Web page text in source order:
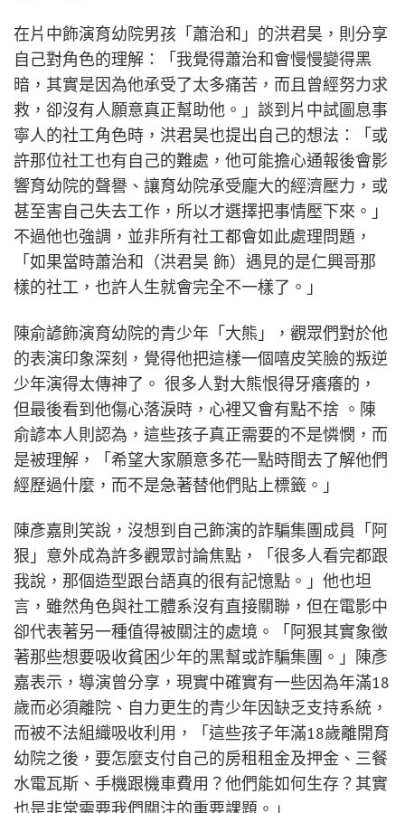
在片中飾演育幼院男孩「蕭治和」的洪君昊，則分享
自己對角色的理解：「我覺得蕭治和會慢慢變得黑
暗，其實是因為他承受了太多痛苦，而且曾經努力求
救，卻沒有人願意真正幫助他。」談到片中試圖息事
寧人的社工角色時，洪君昊也提出自己的想法：「或
許那位社工也有自己的難處，他可能擔心通報後會影
響育幼院的聲譽、讓育幼院承受龐大的經濟壓力，或
甚至害自己失去工作，所以才選擇把事情壓下來。」
不過他也強調，並非所有社工都會如此處理問題，
「如果當時蕭治和（洪君昊 飾）遇見的是仁興哥那
樣的社工，也許人生就會完全不一樣了。」
陳俞諺飾演育幼院的青少年「大熊」，觀眾們對於他
的表演印象深刻，覺得他把這樣一個嘻皮笑臉的叛逆
少年演得太傳神了。 很多人對大熊恨得牙癢癢的，
但最後看到他傷心落淚時，心裡又會有點不捨 。陳
俞諺本人則認為，這些孩子真正需要的不是憐憫，而
是被理解，「希望大家願意多花一點時間去了解他們
經歷過什麼，而不是急著替他們貼上標籤。」
陳彥嘉則笑說，沒想到自己飾演的詐騙集團成員「阿
狠」意外成為許多觀眾討論焦點，「很多人看完都跟
我說，那個造型跟台語真的很有記憶點。」他也坦
言，雖然角色與社工體系沒有直接關聯，但在電影中
卻代表著另一種值得被關注的處境。「阿狠其實象徵
著那些想要吸收貧困少年的黑幫或詐騙集團。」陳彥
嘉表示，導演曾分享，現實中確實有一些因為年滿18
歲而必須離院、自力更生的青少年因缺乏支持系統，
而被不法組織吸收利用，「這些孩子年滿18歲離開育
幼院之後，要怎麼支付自己的房租租金及押金、三餐
水電瓦斯、手機跟機車費用？他們能如何生存？其實